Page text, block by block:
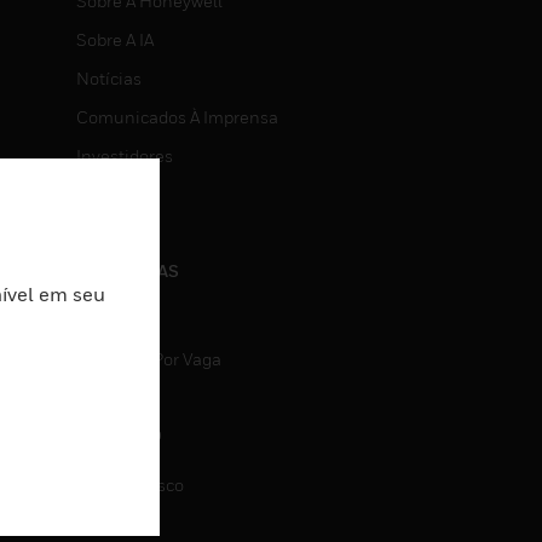
Sobre A IA
Notícias
Comunicados À Imprensa
Investidores
CARREIRAS
Pesquisa Por Vaga
CONTATO
Fale Conosco
em seu